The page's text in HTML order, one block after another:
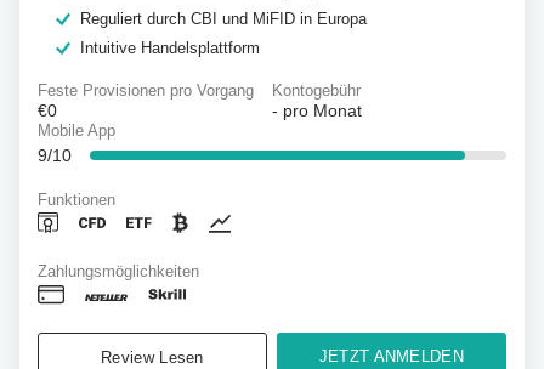
Reguliert durch CBI und MiFID in Europa
Intuitive Handelsplattform
Feste Provisionen pro Vorgang
€0
Kontogebühr
- pro Monat
Mobile App
9/10
Funktionen
Zahlungsmöglichkeiten
Review Lesen JETZT ANMELDEN